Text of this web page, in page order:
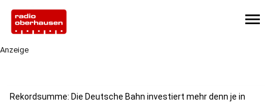
menu
Anzeige
Rekordsumme: Die Deutsche Bahn investiert mehr denn je in